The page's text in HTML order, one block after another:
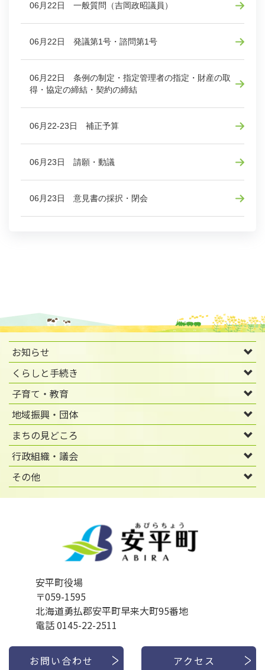
06月22日 一般質問（吉岡政昭議員）
06月22日 発議第1号・諮問第1号
06月22日 条例の制定・指定管理者の指定・財産の取
得・協定の締結・契約の締結
06月22-23日 補正予算
06月23日 請願・動議
06月23日 意見書の採択・閉会
お知らせ
くらしと手続き
子育て・教育
地域振興・団体
まちの見どころ
行政組織・議会
その他
安平町役場
〒059-1595
北海道勇払郡安平町早来大町95番地
電話 0145-22-2511
お問い合わせ アクセス